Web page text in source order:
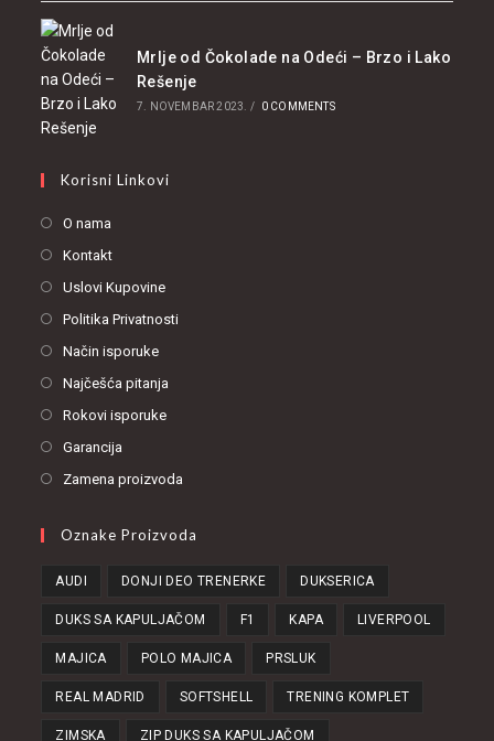
Mrlje od Čokolade na Odeći – Brzo i Lako
Rešenje
7. NOVEMBAR 2023. / 0 COMMENTS
Korisni Linkovi
O nama
Kontakt
Uslovi Kupovine
Politika Privatnosti
Način isporuke
Najčešća pitanja
Rokovi isporuke
Garancija
Zamena proizvoda
Oznake Proizvoda
AUDI DONJI DEO TRENERKE DUKSERICA
DUKS SA KAPULJAČOM F1 KAPA LIVERPOOL
MAJICA POLO MAJICA PRSLUK
REAL MADRID SOFTSHELL TRENING KOMPLET
ZIMSKA ZIP DUKS SA KAPULJAČOM